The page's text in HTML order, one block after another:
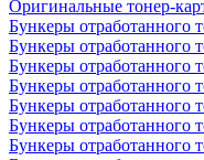
Оригинальные тонер-
Бункеры отработанного
Бункеры отработанного
Бункеры отработанного
Бункеры отработанного
Бункеры отработанного
Бункеры отработанного
Бункеры отработанного